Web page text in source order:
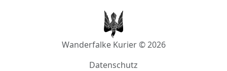
Wanderfalke Kurier © 2026
Datenschutz
AGB